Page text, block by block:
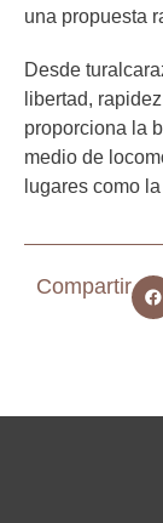
una propuesta
Desde
libertad,
proporciona la
medio de
lugares como
Compartir